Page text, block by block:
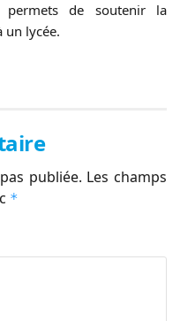
de soutenir la
un lycée.
publiée. Les champs
*